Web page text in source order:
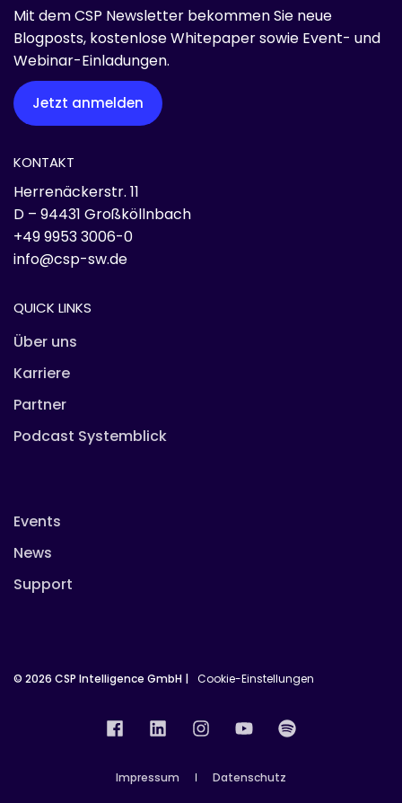
Mit dem CSP Newsletter bekommen Sie neue
Blogposts, kostenlose Whitepaper sowie Event- und
Webinar-Einladungen.
Jetzt anmelden
KONTAKT
Herrenäckerstr. 11
D – 94431 Großköllnbach
+49 9953 3006-0
info@csp-sw.de
QUICK LINKS
Über uns
Karriere
Partner
Podcast Systemblick
Events
News
Support
© 2026 CSP Intelligence GmbH | Cookie-Einstellungen
Impressum Datenschutz